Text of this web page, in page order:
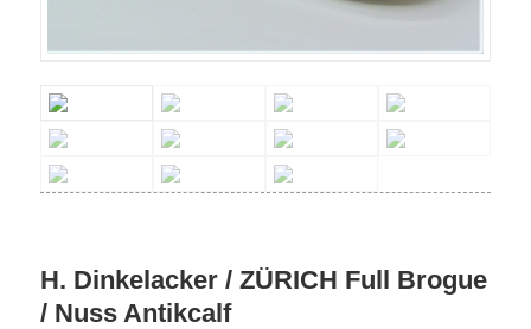
H. Dinkelacker / ZÜRICH Full Brogue
/ Nuss Antikcalf